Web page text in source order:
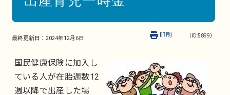
最終更新日： 2024年12月6日 （ID:5899）
印刷
国民健康保険に加入し
ている人が在胎週数12
週以降で出産した場